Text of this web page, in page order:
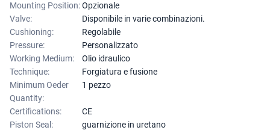
Mounting Position:Opzionale
Valve:
Disponibile in varie combinazioni.
Cushioning:
Regolabile
Pressure:
Personalizzato
Working Medium:
Olio idraulico
Technique:
Forgiatura e fusione
Minimum Oeder
Quantity:
1 pezzo
Certifications:
CE
Piston Seal:
guarnizione in uretano